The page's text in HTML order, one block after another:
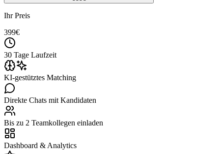
Ihr Preis
399€
30 Tage Laufzeit
KI-gestütztes Matching
Direkte Chats mit Kandidaten
Bis zu 2 Teamkollegen einladen
Dashboard & Analytics